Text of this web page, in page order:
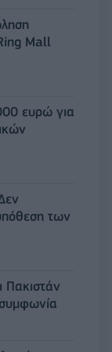
Mall
ευρώ για
των
Πακιστάν